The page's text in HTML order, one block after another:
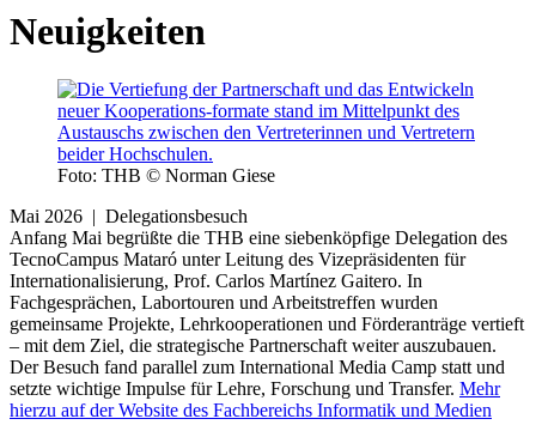
Neuigkeiten
Foto: THB © Norman Giese
Mai 2026 | Delegationsbesuch
Anfang Mai begrüßte die THB eine siebenköpfige Delegation des
TecnoCampus Mataró unter Leitung des Vizepräsidenten für
Internationalisierung, Prof. Carlos Martínez Gaitero. In
Fachgesprächen, Labortouren und Arbeitstreffen wurden
gemeinsame Projekte, Lehrkooperationen und Förderanträge vertieft
– mit dem Ziel, die strategische Partnerschaft weiter auszubauen.
Der Besuch fand parallel zum International Media Camp statt und
setzte wichtige Impulse für Lehre, Forschung und Transfer. Mehr
hierzu auf der Website des Fachbereichs Informatik und Medien